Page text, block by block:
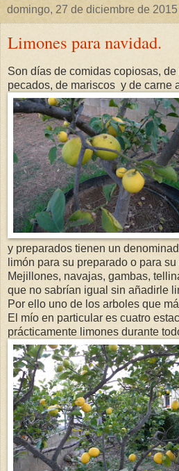
domingo, 27 de diciembre de 2015
Limones para navidad.
Son días de comidas copiosas,
pecados, de mariscos y de carne
y preparados tienen un
limón para su preparado o para
Mejillones, navajas, gambas,
que no sabrían igual sin añadirle
Por ello uno de los arboles que
El mío en particular es cuatro
prácticamente limones durante